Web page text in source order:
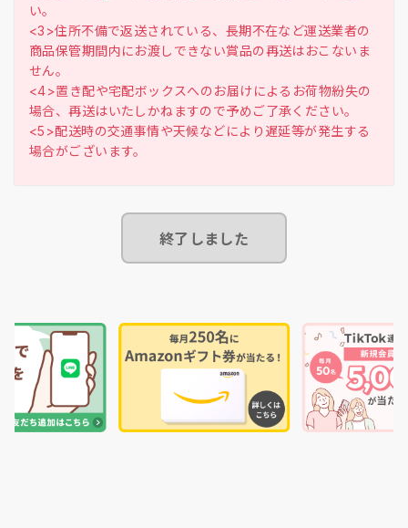
い。
<3>住所不備で返送されている、長期不在など運送業者の
商品保管期間内にお渡しできない賞品の再送はおこないま
せん。
<4>置き配や宅配ボックスへのお届けによるお荷物紛失の
場合、再送はいたしかねますので予めご了承ください。
<5>配送時の交通事情や天候などにより遅延等が発生する
終了しました